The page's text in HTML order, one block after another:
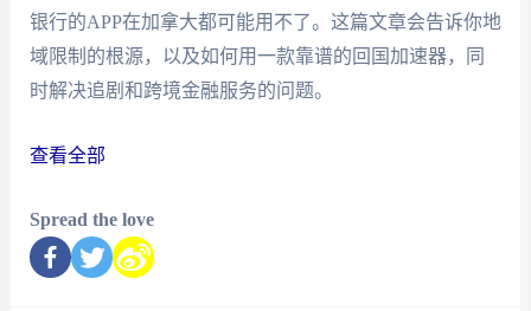
银行的APP在加拿大都可能用不了。这篇文章会告诉你地
域限制的根源，以及如何用一款靠谱的回国加速器，同
时解决追剧和跨境金融服务的问题。
查看全部
Spread the love